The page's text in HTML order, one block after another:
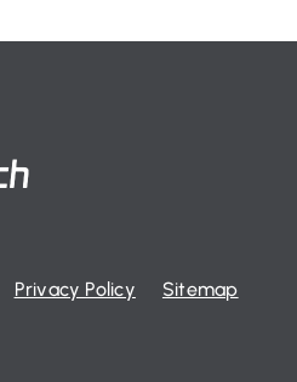
Privacy Policy
Sitemap